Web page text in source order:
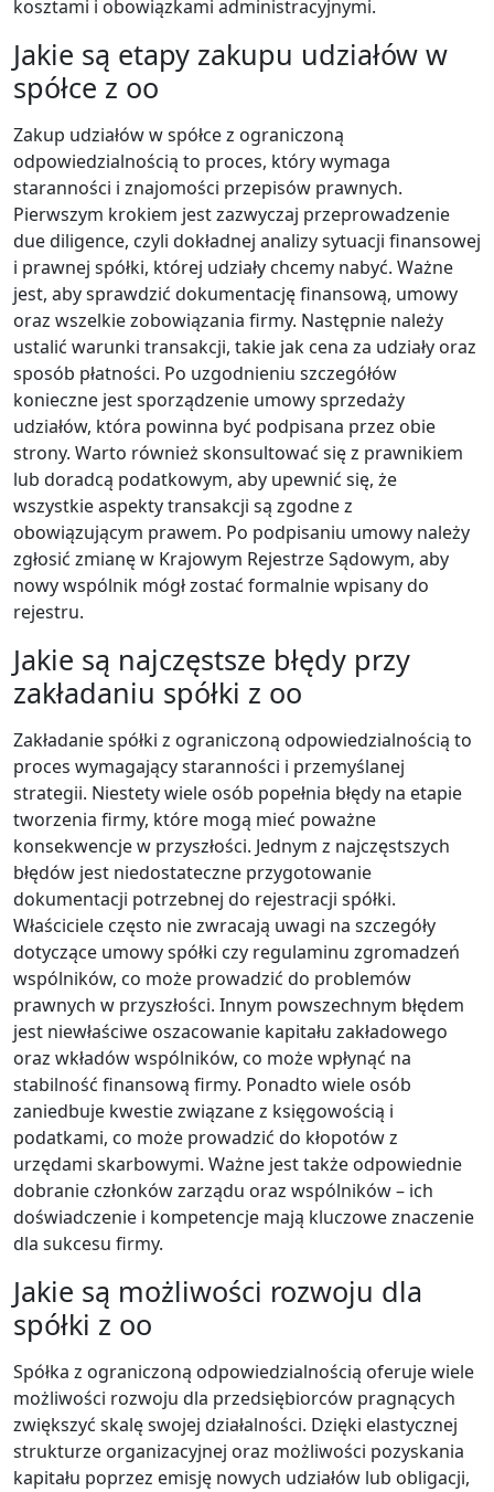
kosztami i obowiązkami administracyjnymi.
Jakie są etapy zakupu udziałów w
spółce z oo
Zakup udziałów w spółce z ograniczoną
odpowiedzialnością to proces, który wymaga
staranności i znajomości przepisów prawnych.
Pierwszym krokiem jest zazwyczaj przeprowadzenie
due diligence, czyli dokładnej analizy sytuacji finansowej
i prawnej spółki, której udziały chcemy nabyć. Ważne
jest, aby sprawdzić dokumentację finansową, umowy
oraz wszelkie zobowiązania firmy. Następnie należy
ustalić warunki transakcji, takie jak cena za udziały oraz
sposób płatności. Po uzgodnieniu szczegółów
konieczne jest sporządzenie umowy sprzedaży
udziałów, która powinna być podpisana przez obie
strony. Warto również skonsultować się z prawnikiem
lub doradcą podatkowym, aby upewnić się, że
wszystkie aspekty transakcji są zgodne z
obowiązującym prawem. Po podpisaniu umowy należy
zgłosić zmianę w Krajowym Rejestrze Sądowym, aby
nowy wspólnik mógł zostać formalnie wpisany do
rejestru.
Jakie są najczęstsze błędy przy
zakładaniu spółki z oo
Zakładanie spółki z ograniczoną odpowiedzialnością to
proces wymagający staranności i przemyślanej
strategii. Niestety wiele osób popełnia błędy na etapie
tworzenia firmy, które mogą mieć poważne
konsekwencje w przyszłości. Jednym z najczęstszych
błędów jest niedostateczne przygotowanie
dokumentacji potrzebnej do rejestracji spółki.
Właściciele często nie zwracają uwagi na szczegóły
dotyczące umowy spółki czy regulaminu zgromadzeń
wspólników, co może prowadzić do problemów
prawnych w przyszłości. Innym powszechnym błędem
jest niewłaściwe oszacowanie kapitału zakładowego
oraz wkładów wspólników, co może wpłynąć na
stabilność finansową firmy. Ponadto wiele osób
zaniedbuje kwestie związane z księgowością i
podatkami, co może prowadzić do kłopotów z
urzędami skarbowymi. Ważne jest także odpowiednie
dobranie członków zarządu oraz wspólników – ich
doświadczenie i kompetencje mają kluczowe znaczenie
dla sukcesu firmy.
Jakie są możliwości rozwoju dla
spółki z oo
Spółka z ograniczoną odpowiedzialnością oferuje wiele
możliwości rozwoju dla przedsiębiorców pragnących
zwiększyć skalę swojej działalności. Dzięki elastycznej
strukturze organizacyjnej oraz możliwości pozyskania
kapitału poprzez emisję nowych udziałów lub obligacji,